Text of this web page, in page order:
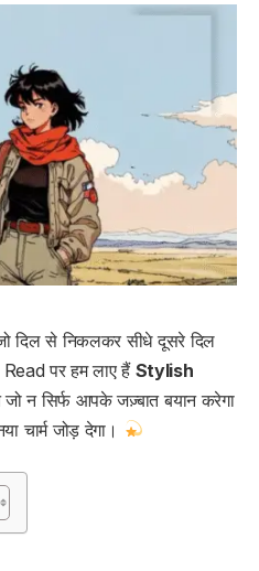
दिल से निकलकर सीधे दूसरे दिल
पर हम लाए हैं Stylish
न सिर्फ आपके जज़्बात बयान करेगा
चार्म जोड़ देगा।